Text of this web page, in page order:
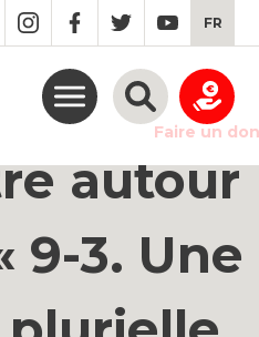
FR
Faire un don
autour
9-3. Une